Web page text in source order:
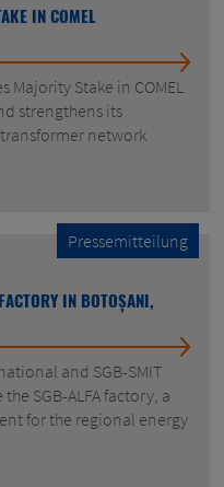
IN COMEL
Majority Stake in COMEL
strengthens its
network
IN BOTOȘANI,
Pressemitteilung
and SGB-SMIT
SGB-ALFA factory, a
for the regional energy